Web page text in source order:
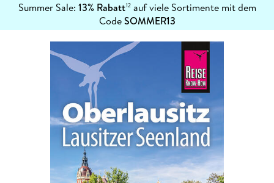
Summer Sale: 13% Rabatt12auf viele Sortimente mit dem
CodeSOMMER13
erfahren